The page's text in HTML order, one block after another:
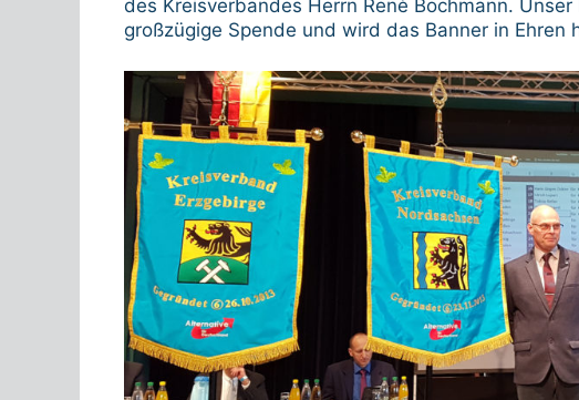
des Kreisverbandes Herrn Renè Bochmann.
großzügige Spende und wird das Banner in Ehren